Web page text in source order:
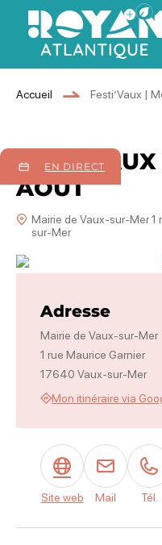
Afficher
Royan Atlantique
Accueil Festi’Vaux |
EN DIRECT
AOÛT
Mairie de Vaux-sur-Mer 1
sur-Mer
Adresse
Mairie de Vaux-sur-Mer
1 rue Maurice Garnier
17640 Vaux-sur-Mer
Mon itinéraire via
Site web Mail Tél.